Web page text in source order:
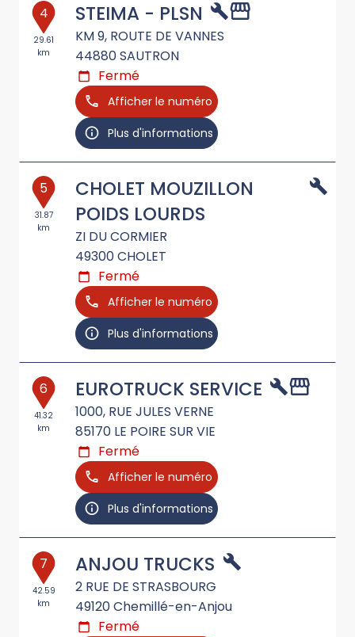
4
29.61
km
STEIMA - PLSN
KM 9, ROUTE DE VANNES
44880SAUTRON
Fermé
Afficher le numéro
Plus d'informations
5
31.87
km
CHOLET MOUZILLON
POIDS LOURDS
ZI DU CORMIER
49300CHOLET
Fermé
Afficher le numéro
Plus d'informations
6
41.32
km
EUROTRUCK SERVICE
1000, RUE JULES VERNE
85170 LE POIRE SUR VIE
Fermé
Afficher le numéro
Plus d'informations
7
42.59
km
ANJOU TRUCKS
2 RUE DE STRASBOURG
49120Chemillé-en-Anjou
Fermé